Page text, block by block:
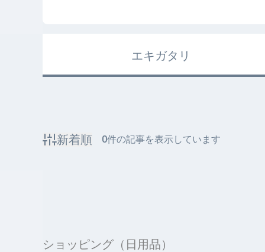
エキガタリ
新着順 0件の記事を表示しています
ショッピング（日用品）